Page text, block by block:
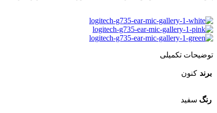
توضیحات تکمیلی
برند کنون
رنگ سفید